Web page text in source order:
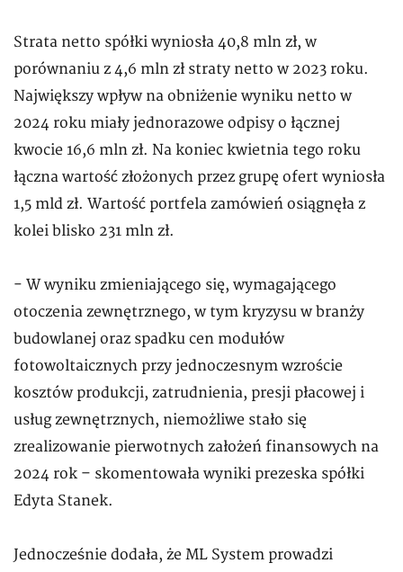
Strata netto spółki wyniosła 40,8 mln zł, w
porównaniu z 4,6 mln zł straty netto w 2023 roku.
Największy wpływ na obniżenie wyniku netto w
2024 roku miały jednorazowe odpisy o łącznej
kwocie 16,6 mln zł. Na koniec kwietnia tego roku
łączna wartość złożonych przez grupę ofert wyniosła
1,5 mld zł. Wartość portfela zamówień osiągnęła z
kolei blisko 231 mln zł.
- W wyniku zmieniającego się, wymagającego
otoczenia zewnętrznego, w tym kryzysu w branży
budowlanej oraz spadku cen modułów
fotowoltaicznych przy jednoczesnym wzroście
kosztów produkcji, zatrudnienia, presji płacowej i
usług zewnętrznych, niemożliwe stało się
zrealizowanie pierwotnych założeń finansowych na
2024 rok – skomentowała wyniki prezeska spółki
Edyta Stanek.
Jednocześnie dodała, że ML System prowadzi